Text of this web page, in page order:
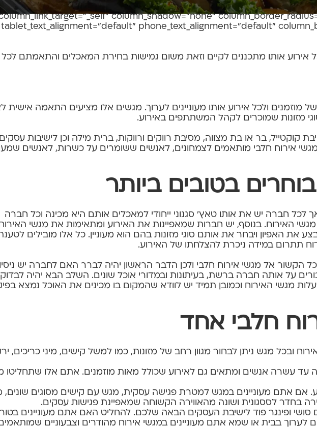
padding" column_padding_position="all"
column_shadow="none"
tablet_text_alignment="default" phone_text_alignment="default"
אותו מתכננים לקיים וזאת משום גמישות בחירת המאכלים והתאמתם
מוזמנים ולכל אירוע אותו מעוניינים לערוך. מגשים אלו מציעים התאמה אישית
מזונות שמוכרים לקהל המשתתפים באירוע.
קוקטייל, בר או בת מצווה, מסיבת רווקים ורווקות, ברית מילה וכן לישיבות
אירוח חלבי מותאמים לצמחונים, לאנשים ששומרים על כשרות, לאנשים
בטובים ביותר
לכל חברה יש את אותו טאץ' סגנוני ייחודי למאכלים אותם היא מכינה וכל חברה
האירוח. בנוסף, יש חברות שמאפיינות את האירוע ומתאימות את מגשי
את האפיון ויבחר את אותם סוגי מזונות בהם הוא מעוניין. כל אלו מובילים
תתרום במידה ניכרת להצלחתו של האירוע.
הקשור אל מגשי אירוח חלבי ולכן הדבר הראשון יהיה לברר האם לחברה יש
על אותה חברה ברשת, בעיתונות ובמדורי אוכל שונים. השלב הבא יהיה
מגשי האירוח וכמובן תמיד יש לוודא שהמקום בו מכינים את האוכל נמצא
חלבי אחד
ובכל מגש ניתן לבחור מגוון רחב של מזונות, כמו למשל קישים, מיני כריכים,
עשרה אנשים ומתאים גם לאירוע שכולל מאות מוזמנים. אתם אלו שתחליטו
אם אתם מעוניינים במגש למטרת פגישה עסקית, מגש עם קישים מסוגים שונים,
בחדר לססגונית ושונה מהאווירה הקשוחה שמאפיינת פגישות עסקים.
ופינגר פוד לישיבת העסקים הבאה שלכם. להחליט האם אתם מעוניינים
לערוך בבית או שמא אתם מעוניינים במגשי אירוח מהודרים וצבעוניים